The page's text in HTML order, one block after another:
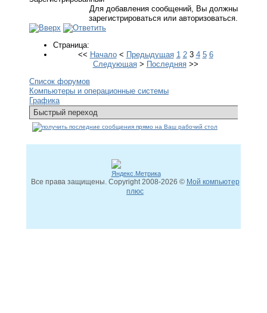
Для добавления сообщений, Вы должны
зарегистрироваться или авторизоваться.
Страница:
<< Начало< Предыдущая 1 2 3 4 5 6
Следующая> Последняя>>
Список форумов
Компьютеры и операционные системы
Графика
Все права защищены. Copyright2008-2026 © Мой компьютер
плюс